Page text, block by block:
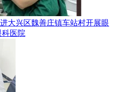
大兴区魏善庄镇车站村开展眼
医院